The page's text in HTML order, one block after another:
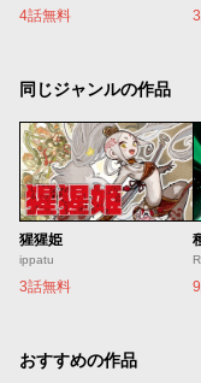
4話無料
同じジャンルの作品
猩猩姫
ippatu
3話無料
おすすめの作品